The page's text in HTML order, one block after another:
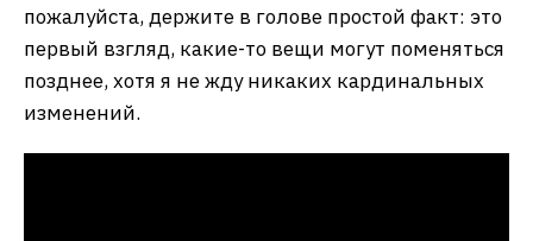
пожалуйста, держите в голове простой факт: это
первый взгляд, какие-то вещи могут поменяться
позднее, хотя я не жду никаких кардинальных
изменений.